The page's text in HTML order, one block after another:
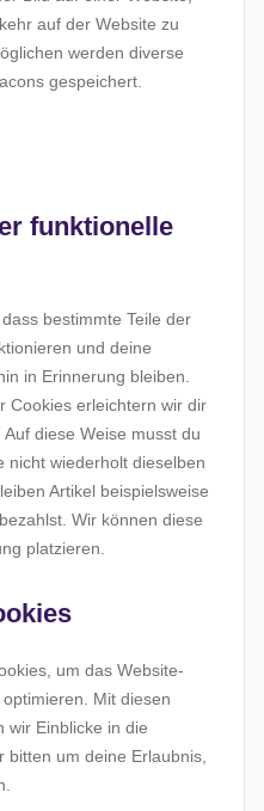
auf der Website zu
werden diverse
gespeichert.
funktionelle
bestimmte Teile der
und deine
in Erinnerung bleiben.
Cookies erleichtern wir dir
diese Weise musst du
nicht wiederholt dieselben
Artikel beispielsweise
Wir können diese
platzieren.
um das Website-
Mit diesen
wir Einblicke in die
bitten um deine Erlaubnis,